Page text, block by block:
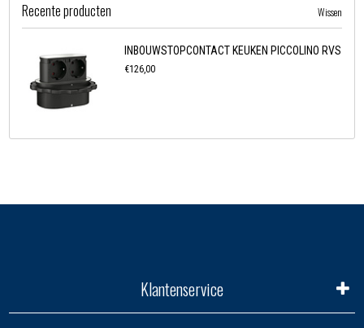
Recente producten Wissen
INBOUWSTOPCONTACT KEUKEN PICCOLINO RVS
€126,00
Klantenservice